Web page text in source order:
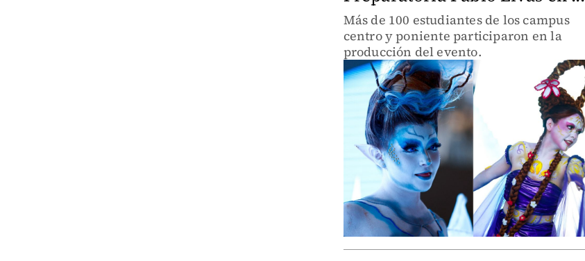
Más de 100 estudiantes de los campus
centro y poniente participaron en la
producción del evento.